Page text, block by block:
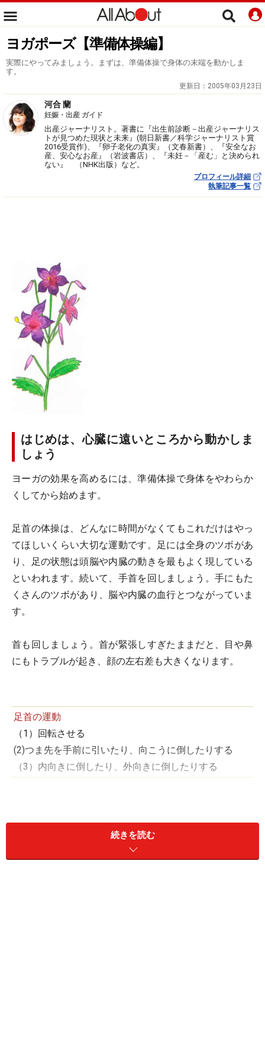
ヨガポーズ【準備体操編】
実際にやってみましょう。まずは、準備体操で身体の末端を動かしま
す。
更新日： 2005年03月23日
河合 蘭
妊娠・出産 ガイド
出産ジャーナリスト。著書に『出生前診断－出産ジャーナリス
トが見つめた現状と未来』(朝日新書／科学ジャーナリスト賞
2016受賞作)、『卵子老化の真実』（文春新書）、『安全なお
産、安心なお産』（岩波書店）、『未妊－「産む」と決められ
ない』 （NHK出版）など。
プロフィール詳細
執筆記事一覧
はじめは、心臓に遠いところから動かしま
しょう
ヨーガの効果を高めるには、準備体操で身体をやわらか
くしてから始めます。
足首の体操は、どんなに時間がなくてもこれだけはやっ
てほしいくらい大切な運動です。足には全身のツボがあ
り、足の状態は頭脳や内臓の動きを最もよく現している
といわれます。続いて、手首を回しましょう。手にもた
くさんのツボがあり、脳や内臓の血行とつながっていま
す。
首も回しましょう。首が緊張しすぎたままだと、目や鼻
にもトラブルが起き、顔の左右差も大きくなります。
足首の運動
（1）回転させる
(2)つま先を手前に引いたり、向こうに倒したりする
（3）内向きに倒したり、外向きに倒したりする
正座、あぐらなどで楽にすわって。
手首をていねいに回転させます。
続きを読む